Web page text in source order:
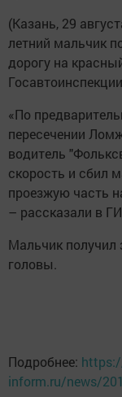
(Казань, 29
летний мальчик
дорогу на
«По
пересечении
водитель
скорость и сбил
проезжую часть
– рассказали в
Мальчик
головы.
Подробнее:
inform.ru/news/